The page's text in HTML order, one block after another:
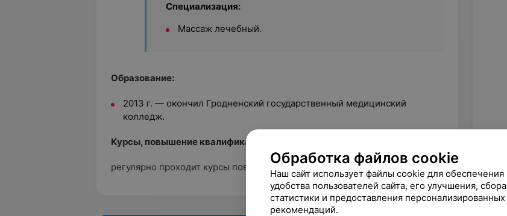
Специализация:
Массаж лечебный.
Образование:
2013 г. — окончил Гродненский государственный медицинский
колледж.
Курсы, повышение квалификации:
регулярно проходит курсы повышения квалификации.
Обработка файлов cookie
Наш сайт использует файлы cookie для обеспечения
удобства пользователей сайта, его улучшения, сбора
статистики и предоставления персонализированных
рекомендаций.